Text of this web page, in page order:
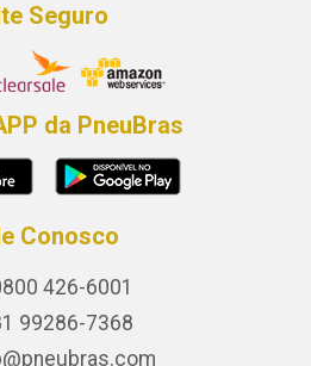
Seguro
da PneuBras
Conosco
426-6001
99286-7368